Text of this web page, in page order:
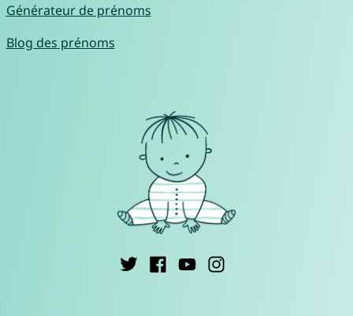
Générateur de prénoms
Blog des prénoms